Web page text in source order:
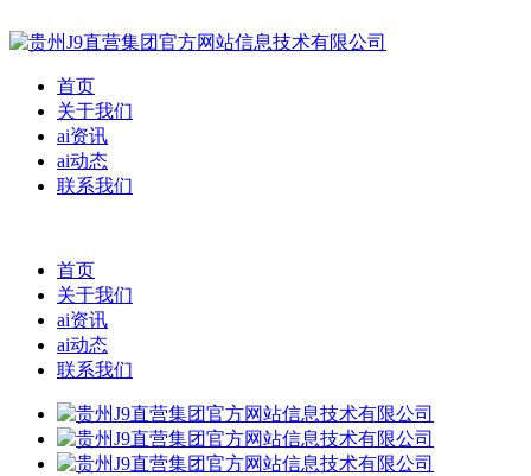
首页
关于我们
ai资讯
ai动态
联系我们
首页
关于我们
ai资讯
ai动态
联系我们